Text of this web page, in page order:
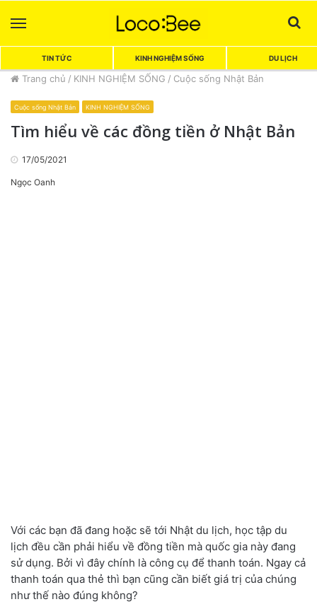
TIN TỨC KINH NGHIỆM SỐNG DU LỊCH
Trang chủ / KINH NGHIỆM SỐNG / Cuộc sống Nhật Bản
Cuộc sống Nhật Bản KINH NGHIỆM SỐNG
Tìm hiểu về các đồng tiền ở Nhật Bản
17/05/2021
Ngọc Oanh
Với các bạn đã đang hoặc sẽ tới Nhật du lịch, học tập du
lịch đều cần phải hiểu về đồng tiền mà quốc gia này đang
sử dụng. Bởi vì đây chính là công cụ để thanh toán. Ngay cả
thanh toán qua thẻ thì bạn cũng cần biết giá trị của chúng
như thế nào đúng không?